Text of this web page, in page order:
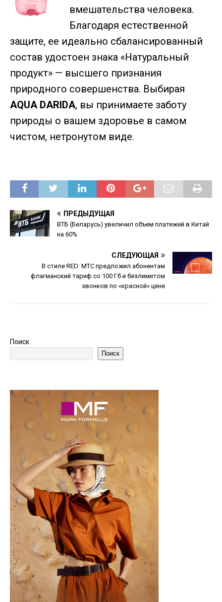
вмешательства человека.
Благодаря естественной
защите, ее идеально сбалансированный
состав удостоен знака «Натуральный
продукт» — высшего признания
природного совершенства. Выбирая
AQUA DARIDA, вы принимаете заботу
природы о вашем здоровье в самом
чистом, нетронутом виде.
ПРЕДЫДУЩАЯ
ВТБ (Беларусь) увеличил объем платежей в Китай
на 60%
СЛЕДУЮЩАЯ
В стиле RED: МТС предложил абонентам
флагманский тариф со 100 Гб и безлимитом
звонков по «красной» цене
Поиск
Поиск